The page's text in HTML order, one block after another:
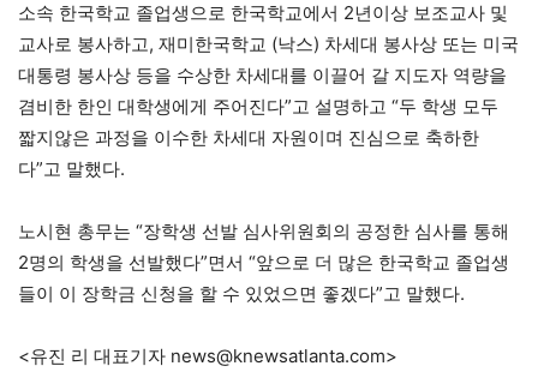
소속 한국학교 졸업생으로 한국학교에서 2년이상 보조교사 및
교사로 봉사하고, 재미한국학교 (낙스) 차세대 봉사상 또는 미국
대통령 봉사상 등을 수상한 차세대를 이끌어 갈 지도자 역량을
겸비한 한인 대학생에게 주어진다”고 설명하고 “두 학생 모두
짧지않은 과정을 이수한 차세대 자원이며 진심으로 축하한
다”고 말했다.
노시현 총무는 “장학생 선발 심사위원회의 공정한 심사를 통해
2명의 학생을 선발했다”면서 “앞으로 더 많은 한국학교 졸업생
들이 이 장학금 신청을 할 수 있었으면 좋겠다”고 말했다.
<유진 리 대표기자 news@knewsatlanta.com>